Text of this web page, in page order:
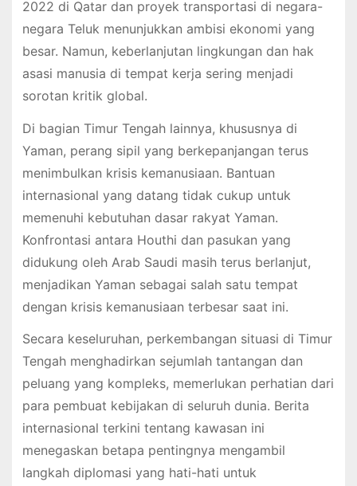
2022 di Qatar dan proyek transportasi di negara-
negara Teluk menunjukkan ambisi ekonomi yang
besar. Namun, keberlanjutan lingkungan dan hak
asasi manusia di tempat kerja sering menjadi
sorotan kritik global.
Di bagian Timur Tengah lainnya, khususnya di
Yaman, perang sipil yang berkepanjangan terus
menimbulkan krisis kemanusiaan. Bantuan
internasional yang datang tidak cukup untuk
memenuhi kebutuhan dasar rakyat Yaman.
Konfrontasi antara Houthi dan pasukan yang
didukung oleh Arab Saudi masih terus berlanjut,
menjadikan Yaman sebagai salah satu tempat
dengan krisis kemanusiaan terbesar saat ini.
Secara keseluruhan, perkembangan situasi di Timur
Tengah menghadirkan sejumlah tantangan dan
peluang yang kompleks, memerlukan perhatian dari
para pembuat kebijakan di seluruh dunia. Berita
internasional terkini tentang kawasan ini
menegaskan betapa pentingnya mengambil
langkah diplomasi yang hati-hati untuk